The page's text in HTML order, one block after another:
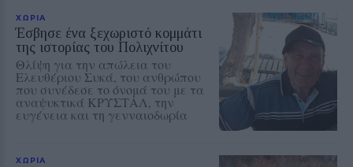
ΧΩΡΙΑ
Έσβησε ένα ξεχωριστό κομμάτι
της ιστορίας του Πολιχνίτου
Θλίψη για την απώλεια του
Ελευθέριου Συκά, του ανθρώπου
που συνέδεσε το όνομά του με τα
αναψυκτικά ΚΡΥΣΤΑΛ, την
ευγένεια και τη γενναιοδωρία
ΧΩΡΙΑ